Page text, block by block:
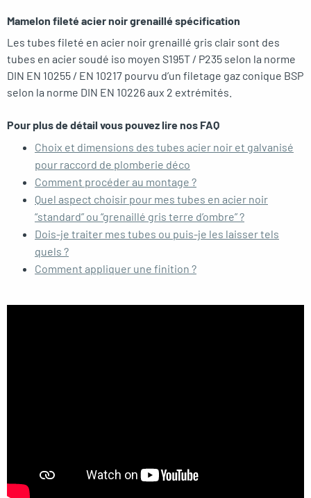
Mamelon fileté acier noir grenaillé spécification
Les tubes fileté en acier noir grenaillé gris clair sont des
tubes en acier soudé iso moyen S195T / P235 selon la norme
DIN EN 10255 / EN 10217 pourvu d’un filetage gaz conique BSP
selon la norme DIN EN 10226 aux 2 extrémités.
Pour plus de détail vous pouvez lire nos FAQ
Choix et dimensions des tubes acier noir et galvanisé
pour raccord de plomberie déco
Comment procéder au montage ?
Quel aspect choisir pour mes tubes en acier noir
“standard” ou “grenaillé gris terre d’ombre” ?
Dois-je traiter mes tubes ou puis-je les laisser tels
quels ?
Comment appliquer une finition ?